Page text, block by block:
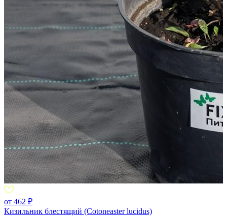
от 462 ₽
Кизильник блестящий (Cotoneaster lucidus)